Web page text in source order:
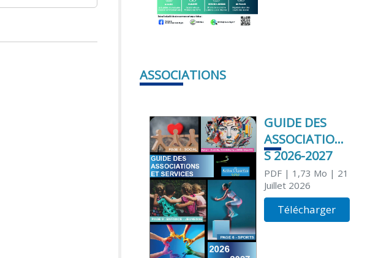
ASSOCIATIONS
GUIDE DES
ASSOCIATION
S 2026-2027
PDF| 1,73 Mo | 21
Juillet 2026
Télécharger